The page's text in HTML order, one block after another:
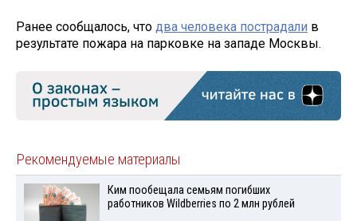
Ранее сообщалось, что два человека пострадали в
результате пожара на парковке на западе Москвы.
Рекомендуемые материалы
Ким пообещала семьям погибших
работников Wildberries по 2 млн рублей